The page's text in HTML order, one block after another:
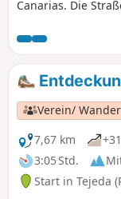
Canarias. Die
Sie in den Kurven.
Verein/
7,67 km
3:05 Std.
Start in Tejeda